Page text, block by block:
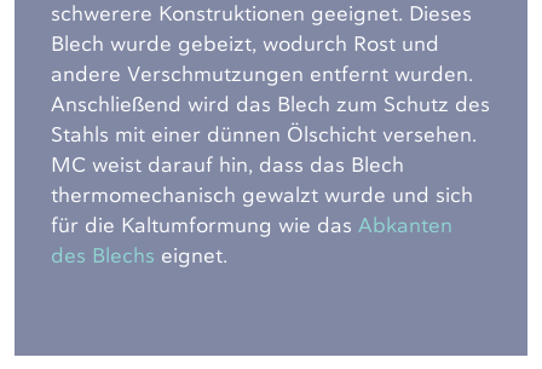
schwerere Konstruktionen geeignet. Dieses
Blech wurde gebeizt, wodurch Rost und
andere Verschmutzungen entfernt wurden.
Anschließend wird das Blech zum Schutz des
Stahls mit einer dünnen Ölschicht versehen.
MC weist darauf hin, dass das Blech
thermomechanisch gewalzt wurde und sich
für die Kaltumformung wie das Abkanten
des Blechs eignet.